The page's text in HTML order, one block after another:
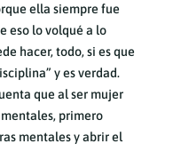
ella siempre fue
eso lo volqué a lo
hacer, todo, si es que
y es verdad.
que al ser mujer
primero
mentales y abrir el